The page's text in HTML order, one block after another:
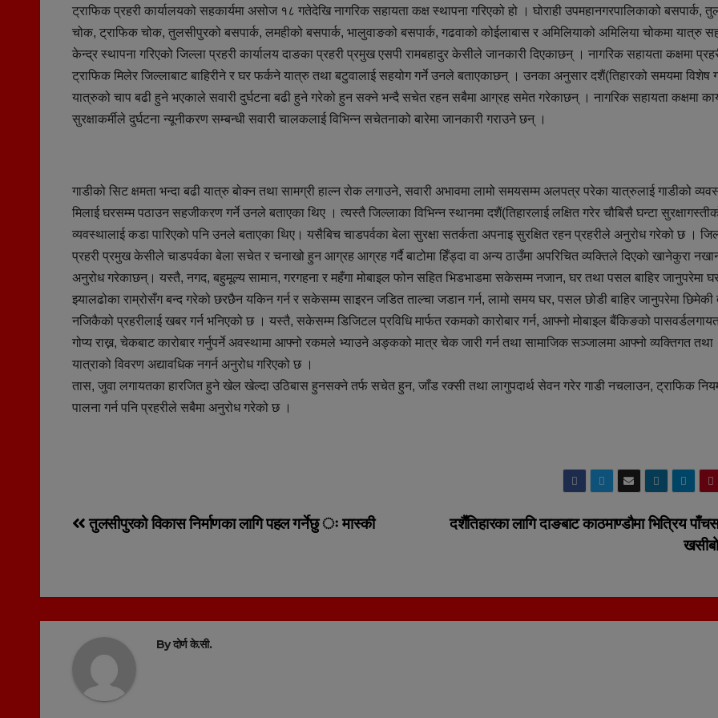
ट्राफिक प्रहरी कार्यालयको सहकार्यमा असोज १८ गतेदेखि नागरिक सहायता कक्ष स्थापना गरिएको हो । घोराही उपमहानगरपालिकाको बसपार्क,
चोक, ट्राफिक चोक, तुलसीपुरको बसपार्क, लमहीको बसपार्क, भालुवाङको बसपार्क, गढवाको कोईलाबास र अमिलियाको अमिलिया चोकमा यात्रु
केन्द्र स्थापना गरिएको जिल्ला प्रहरी कार्यालय दाङका प्रहरी प्रमुख एसपी रामबहादुर केसीले जानकारी दिएकाछन् । नागरिक सहायता कक्षमा
ट्राफिक मिलेर जिल्लाबाट बाहिरीने र घर फर्कने यात्रु तथा बटुवालाई सहयोग गर्ने उनले बताएकाछन् । उनका अनुसार दशैं(तिहारको समयमा विशेष
यात्रुको चाप बढी हुने भएकाले सवारी दुर्घटना बढी हुने गरेको हुन सक्ने भन्दै सचेत रहन सबैमा आग्रह समेत गरेकाछन् । नागरिक सहायता कक्षमा
सुरक्षाकर्मीले दुर्घटना न्यूनीकरण सम्बन्धी सवारी चालकलाई विभिन्न सचेतनाको बारेमा जानकारी गराउने छन् ।
गाडीको सिट क्षमता भन्दा बढी यात्रु बोक्न तथा सामग्री हाल्न रोक लगाउने, सवारी अभावमा लामो समयसम्म अलपत्र परेका यात्रुलाई गाडीको
मिलाई घरसम्म पठाउन सहजीकरण गर्ने उनले बताएका थिए । त्यस्तै जिल्लाका विभिन्न स्थानमा दशैं(तिहारलाई लक्षित गरेर चौबिसै घन्टा
व्यवस्थालाई कडा पारिएको पनि उनले बताएका थिए। यसैबिच चाडपर्वका बेला सुरक्षा सतर्कता अपनाइ सुरक्षित रहन प्रहरीले अनुरोध गरेको छ ।
प्रहरी प्रमुख केसीले चाडपर्वका बेला सचेत र चनाखो हुन आग्रह आग्रह गर्दै बाटोमा हिँड्दा वा अन्य ठाउँमा अपरिचित व्यक्तिले दिएको खानेकुरा
अनुरोध गरेकाछन्। यस्तै, नगद, बहुमूल्य सामान, गरगहना र महँगा मोबाइल फोन सहित भिडभाडमा सकेसम्म नजान, घर तथा पसल बाहिर जानुपरेमा
झ्यालढोका राम्रोसँग बन्द गरेको छरछैन यकिन गर्न र सकेसम्म साइरन जडित ताल्चा जडान गर्न, लामो समय घर, पसल छोडी बाहिर जानुपरेमा छिमेकी
नजिकैको प्रहरीलाई खबर गर्न भनिएको छ । यस्तै, सकेसम्म डिजिटल प्रविधि मार्फत रकमको कारोबार गर्न, आफ्नो मोबाइल बैंकिङको
गोप्य राख्न, चेकबाट कारोबार गर्नुपर्ने अवस्थामा आफ्नो रकमले भ्याउने अङ्कको मात्र चेक जारी गर्न तथा सामाजिक सञ्जालमा आफ्नो व्यक्तिगत तथा
यात्राको विवरण अद्यावधिक नगर्न अनुरोध गरिएको छ ।
तास, जुवा लगायतका हारजित हुने खेल खेल्दा उठिबास हुनसक्ने तर्फ सचेत हुन, जाँड रक्सी तथा लागुपदार्थ सेवन गरेर गाडी नचलाउन, ट्राफिक
पालना गर्न पनि प्रहरीले सबैमा अनुरोध गरेको छ ।
Post
दशैँतिहारका लागि दाङबाट काठमाण्डौमा भित्रिय
तुलसीपुरको विकास निर्माणका लागि पहल गर्नेछु ः मास्की
Byदोर्ण के.सी.